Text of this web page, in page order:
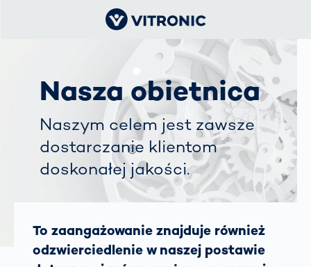
Nasza obietnica
Naszym celem jest zawsze
dostarczanie klientom
doskonałej jakości.
To zaangażowanie znajduje również
odzwierciedlenie w naszej postawie